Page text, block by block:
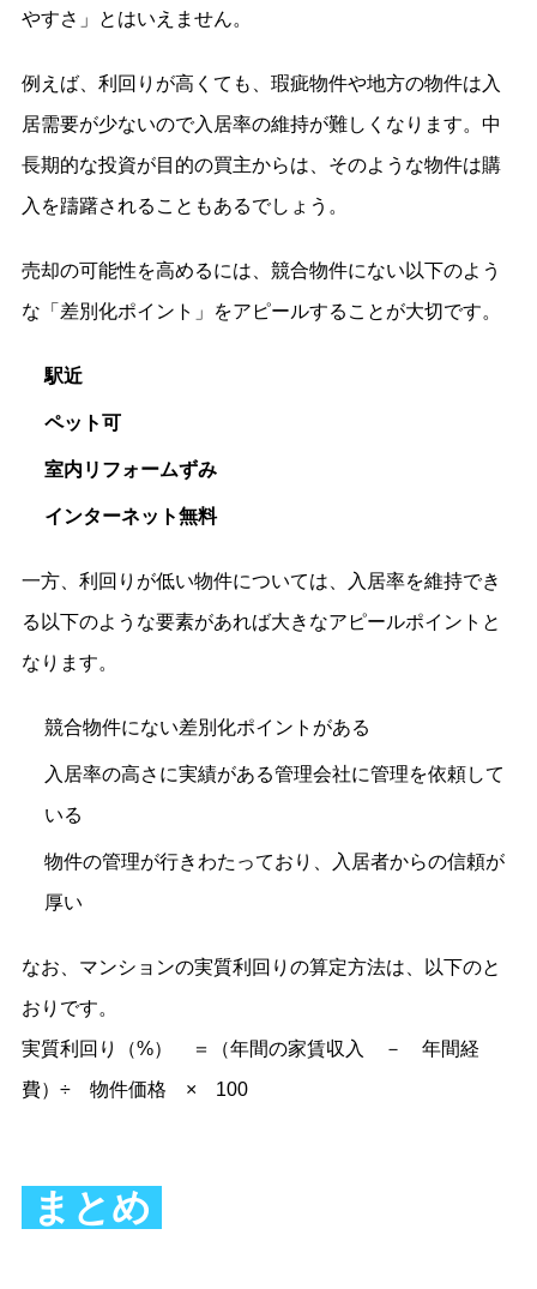
やすさ」とはいえません。
例えば、利回りが高くても、瑕疵物件や地方の物件は入
居需要が少ないので入居率の維持が難しくなります。中
長期的な投資が目的の買主からは、そのような物件は購
入を躊躇されることもあるでしょう。
売却の可能性を高めるには、競合物件にない以下のよう
な「差別化ポイント」をアピールすることが大切です。
駅近
ペット可
室内リフォームずみ
インターネット無料
一方、利回りが低い物件については、入居率を維持でき
る以下のような要素があれば大きなアピールポイントと
なります。
競合物件にない差別化ポイントがある
入居率の高さに実績がある管理会社に管理を依頼して
いる
物件の管理が行きわたっており、入居者からの信頼が
厚い
なお、マンションの実質利回りの算定方法は、以下のと
おりです。
実質利回り（%） ＝（年間の家賃収入 － 年間経
費）÷ 物件価格 × 100
まとめ